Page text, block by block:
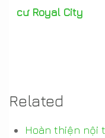
cư Royal City
Related
Hoàn thiện nội